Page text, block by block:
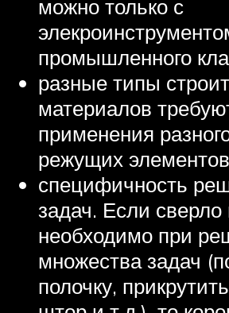
можно только с
промышленного
разные типы
материалов
применения
режущих
специфичность
задач. Если сверло
необходимо при
множества задач
полочку,